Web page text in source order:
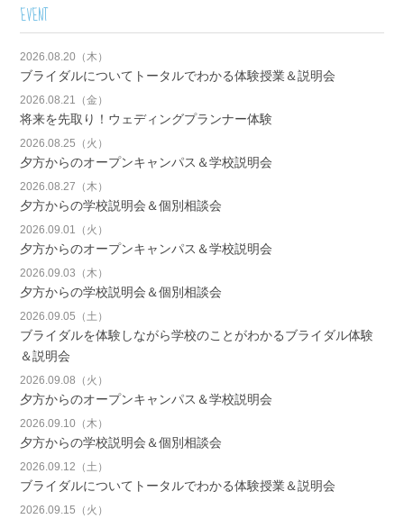
EVENT
2026.08.20（木）
ブライダルについてトータルでわかる体験授業＆説明会
2026.08.21（金）
将来を先取り！ウェディングプランナー体験
2026.08.25（火）
夕方からのオープンキャンパス＆学校説明会
2026.08.27（木）
夕方からの学校説明会＆個別相談会
2026.09.01（火）
夕方からのオープンキャンパス＆学校説明会
2026.09.03（木）
夕方からの学校説明会＆個別相談会
2026.09.05（土）
ブライダルを体験しながら学校のことがわかるブライダル体験
＆説明会
2026.09.08（火）
夕方からのオープンキャンパス＆学校説明会
2026.09.10（木）
夕方からの学校説明会＆個別相談会
2026.09.12（土）
ブライダルについてトータルでわかる体験授業＆説明会
2026.09.15（火）